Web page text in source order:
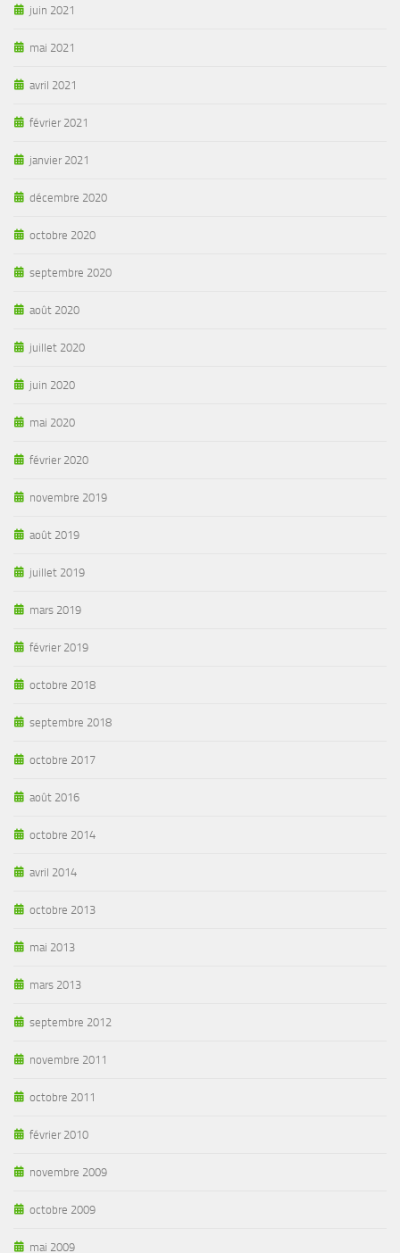
juin 2021
mai 2021
avril 2021
février 2021
janvier 2021
décembre 2020
octobre 2020
septembre 2020
août 2020
juillet 2020
juin 2020
mai 2020
février 2020
novembre 2019
août 2019
juillet 2019
mars 2019
février 2019
octobre 2018
septembre 2018
octobre 2017
août 2016
octobre 2014
avril 2014
octobre 2013
mai 2013
mars 2013
septembre 2012
novembre 2011
octobre 2011
février 2010
novembre 2009
octobre 2009
mai 2009